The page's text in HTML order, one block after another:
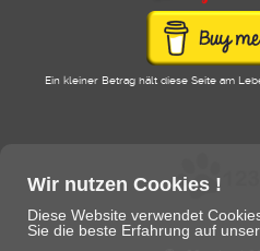
Wir nutzen Cookies !
Diese Website verwendet
Sie die beste Erfahrung auf
Ein kleiner Betrag hält diese Seite am